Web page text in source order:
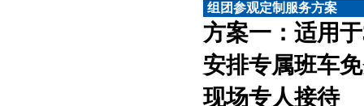
组团参观定制服务方案
方案一：适用
安排专属班车
现场专人接待